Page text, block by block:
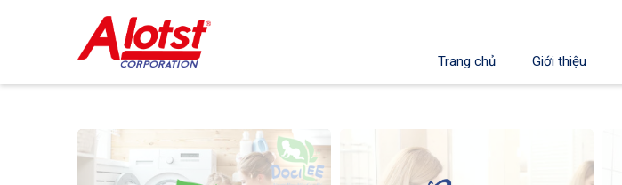
Trang chủ Giới thiệu